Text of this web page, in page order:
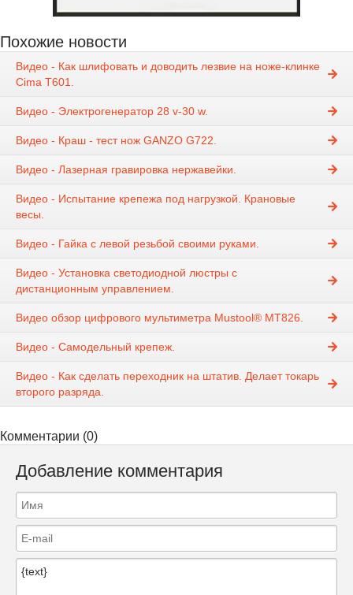
Похожие новости
Видео - Как шлифовать и доводить лезвие на ноже-клинке
Cima T601.
Видео - Электрогенератор 28 v-30 w.
Видео - Краш - тест нож GANZO G722.
Видео - Лазерная гравировка нержавейки.
Видео - Испытание крепежа под нагрузкой. Крановые
весы.
Видео - Гайка с левой резьбой своими руками.
Видео - Установка светодиодной люстры с
дистанционным управлением.
Видео обзор цифрового мультиметра Mustool® MT826.
Видео - Самодельный крепеж.
Видео - Как сделать переходник на штатив. Делает токарь
второго разряда.
Комментарии (0)
Добавление комментария